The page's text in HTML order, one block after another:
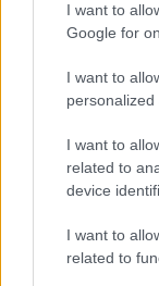
I want to
Google for
I want to
personalized
I want to
related to
device
I want to
related to
Continua